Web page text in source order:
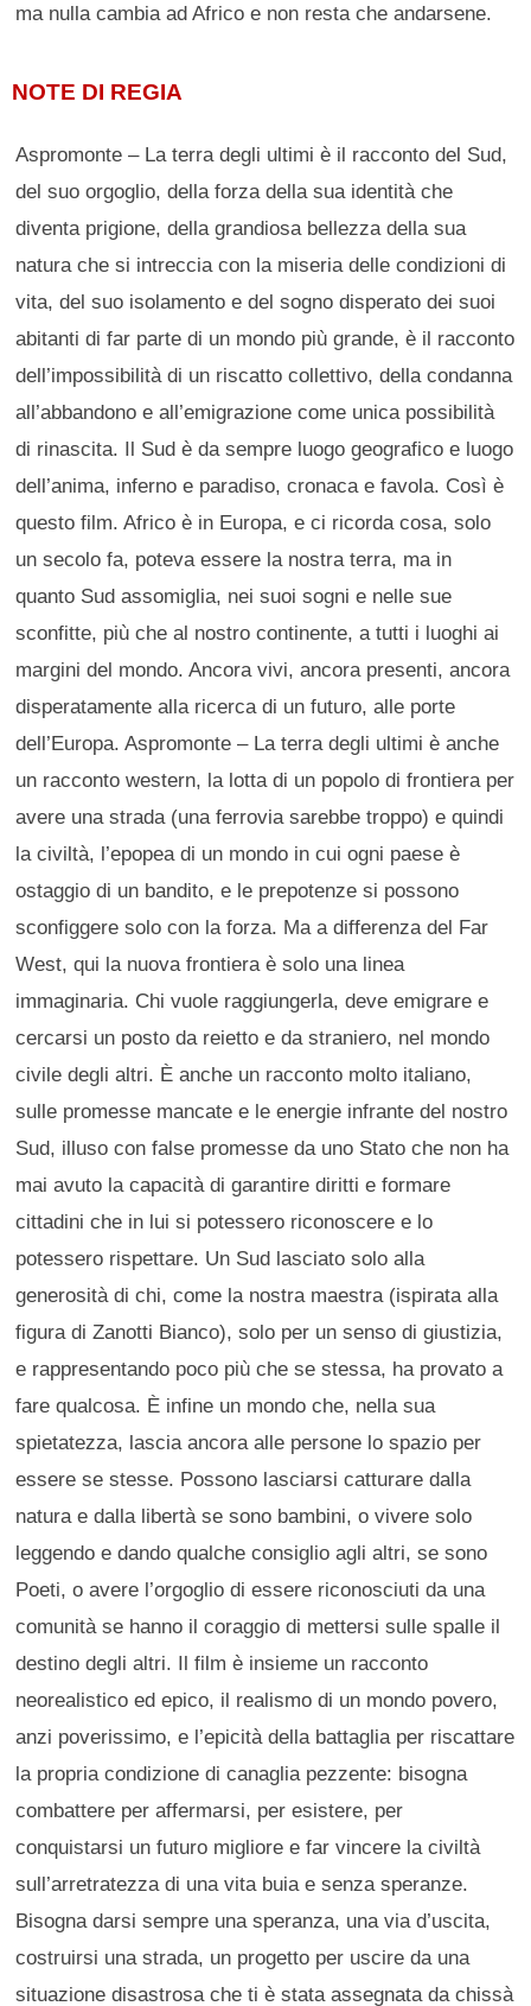
ma nulla cambia ad Africo e non resta che andarsene.
NOTE DI REGIA
Aspromonte – La terra degli ultimi è il racconto del Sud,
del suo orgoglio, della forza della sua identità che
diventa prigione, della grandiosa bellezza della sua
natura che si intreccia con la miseria delle condizioni di
vita, del suo isolamento e del sogno disperato dei suoi
abitanti di far parte di un mondo più grande, è il racconto
dell’impossibilità di un riscatto collettivo, della condanna
all’abbandono e all’emigrazione come unica possibilità
di rinascita. Il Sud è da sempre luogo geografico e luogo
dell’anima, inferno e paradiso, cronaca e favola. Così è
questo film. Africo è in Europa, e ci ricorda cosa, solo
un secolo fa, poteva essere la nostra terra, ma in
quanto Sud assomiglia, nei suoi sogni e nelle sue
sconfitte, più che al nostro continente, a tutti i luoghi ai
margini del mondo. Ancora vivi, ancora presenti, ancora
disperatamente alla ricerca di un futuro, alle porte
dell’Europa. Aspromonte – La terra degli ultimi è anche
un racconto western, la lotta di un popolo di frontiera per
avere una strada (una ferrovia sarebbe troppo) e quindi
la civiltà, l’epopea di un mondo in cui ogni paese è
ostaggio di un bandito, e le prepotenze si possono
sconfiggere solo con la forza. Ma a differenza del Far
West, qui la nuova frontiera è solo una linea
immaginaria. Chi vuole raggiungerla, deve emigrare e
cercarsi un posto da reietto e da straniero, nel mondo
civile degli altri. È anche un racconto molto italiano,
sulle promesse mancate e le energie infrante del nostro
Sud, illuso con false promesse da uno Stato che non ha
mai avuto la capacità di garantire diritti e formare
cittadini che in lui si potessero riconoscere e lo
potessero rispettare. Un Sud lasciato solo alla
generosità di chi, come la nostra maestra (ispirata alla
figura di Zanotti Bianco), solo per un senso di giustizia,
e rappresentando poco più che se stessa, ha provato a
fare qualcosa. È infine un mondo che, nella sua
spietatezza, lascia ancora alle persone lo spazio per
essere se stesse. Possono lasciarsi catturare dalla
natura e dalla libertà se sono bambini, o vivere solo
leggendo e dando qualche consiglio agli altri, se sono
Poeti, o avere l’orgoglio di essere riconosciuti da una
comunità se hanno il coraggio di mettersi sulle spalle il
destino degli altri. Il film è insieme un racconto
neorealistico ed epico, il realismo di un mondo povero,
anzi poverissimo, e l’epicità della battaglia per riscattare
la propria condizione di canaglia pezzente: bisogna
combattere per affermarsi, per esistere, per
conquistarsi un futuro migliore e far vincere la civiltà
sull’arretratezza di una vita buia e senza speranze.
Bisogna darsi sempre una speranza, una via d’uscita,
costruirsi una strada, un progetto per uscire da una
situazione disastrosa che ti è stata assegnata da chissà